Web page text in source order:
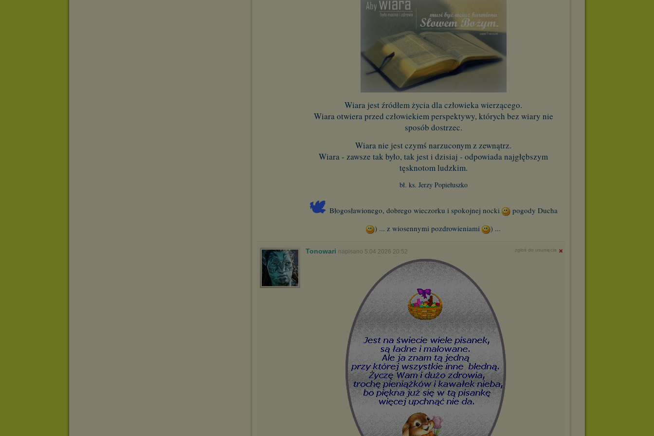
Wiara jest źródłem życia dla człowieka wierzącego.
Wiara otwiera przed człowiekiem perspektywy, których bez wiary nie
sposób dostrzec.
Wiara nie jest czymś narzuconym z zewnątrz.
Wiara - zawsze tak było, tak jest i dzisiaj - odpowiada najgłębszym
tęsknotom ludzkim.
bł. ks. Jerzy Popiełuszko
🕊 Błogosławionego, dobrego wieczorku i spokojnej nocki
pogody Ducha
) ... z wiosennymi pozdrowieniami
) ...
Tonowari napisano 5.04.2026 20:52 zgłoś do usunięcia